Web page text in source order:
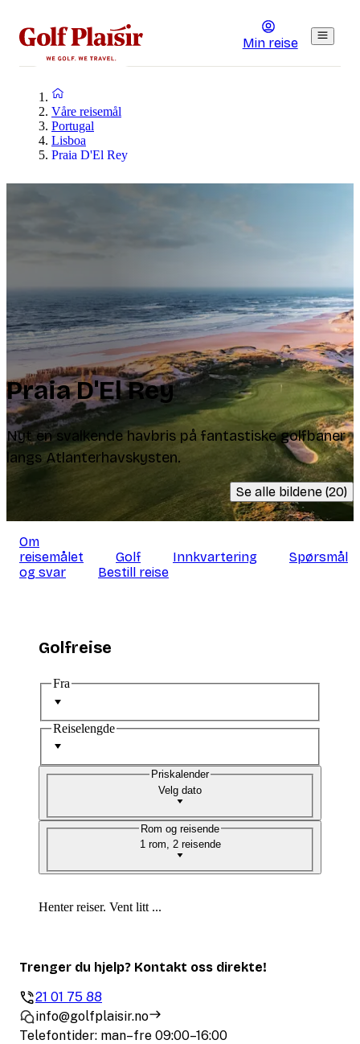
Min reise
Våre reisemål
Portugal
Lisboa
Praia D'El Rey
Praia D'El Rey
Nyt en svalkende havbris på fantastiske golfbaner
langs Atlanterhavskysten.
Se alle bildene (20)
Om
reisemålet
Golf Innkvartering
Spørsmål
og svar
Bestill reise
Golfreise
Fra
Reiselengde
Velg dato
Priskalender
1 rom, 2 reisende
Rom og reisende
Henter reiser. Vent litt ...
Trenger du hjelp? Kontakt oss direkte!
21 01 75 88
info@golfplaisir.no
Telefontider: man–fre 09:00–16:00